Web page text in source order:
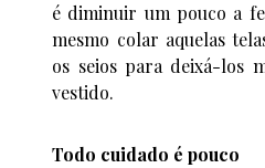
é diminuir um pouco a
mesmo colar aquelas
os seios para deixá-los
vestido.
Todo cuidado é pouco